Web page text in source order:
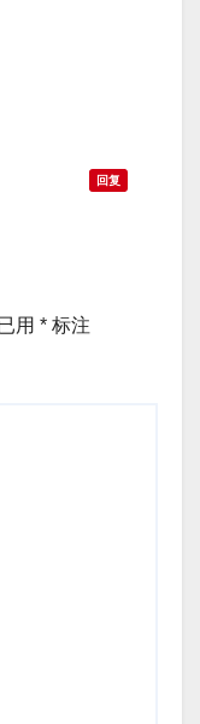
回复
用 * 标注